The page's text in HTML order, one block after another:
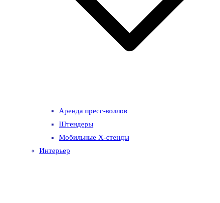
Аренда пресс-воллов
Штендеры
Мобильные Х-стенды
Интерьер